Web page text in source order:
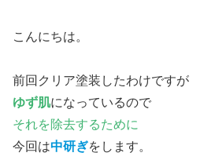
こんにちは。
前回クリア塗装したわけですが
ゆず肌になっているので
それを除去するために
今回は中研ぎをします。